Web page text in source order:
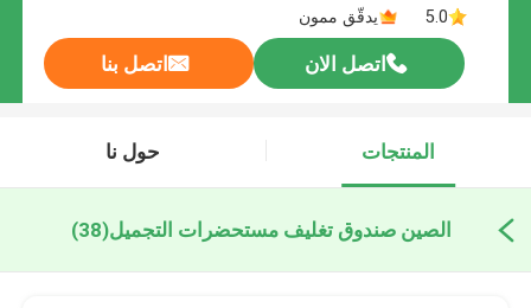
5.0
يدقّق ممون
اتصل الان اتصل بنا
المنتجات حول نا
الصين صندوق تغليف مستحضرات التجميل(38)